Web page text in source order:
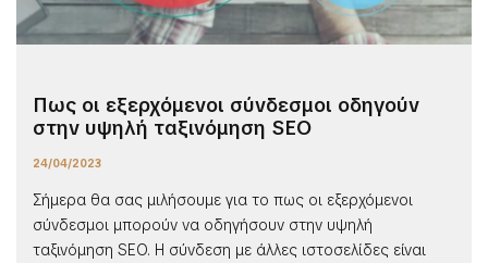
Πως οι εξερχόμενοι σύνδεσμοι οδηγούν
στην υψηλή ταξινόμηση SEO
24/04/2023
Σήμερα θα σας μιλήσουμε για το πως οι εξερχόμενοι
σύνδεσμοι μπορούν να οδηγήσουν στην υψηλή
ταξινόμηση SEO. Η σύνδεση με άλλες ιστοσελίδες είναι